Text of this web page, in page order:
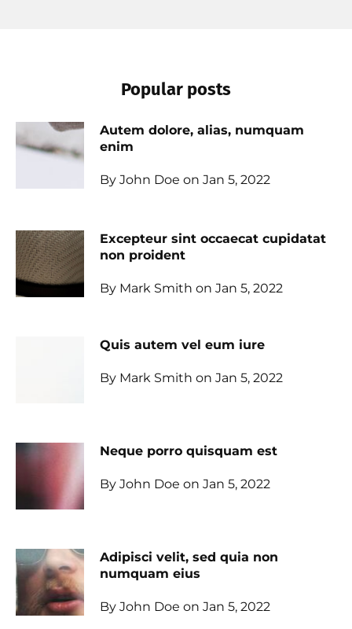
Popular posts
Autem dolore, alias, numquam
enim
By John Doe on Jan 5, 2022
Excepteur sint occaecat cupidatat
non proident
By Mark Smith on Jan 5, 2022
Quis autem vel eum iure
By Mark Smith on Jan 5, 2022
Neque porro quisquam est
By John Doe on Jan 5, 2022
Adipisci velit, sed quia non
numquam eius
By John Doe on Jan 5, 2022